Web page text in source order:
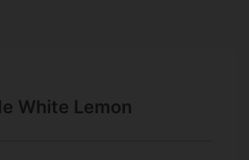
White Lemon